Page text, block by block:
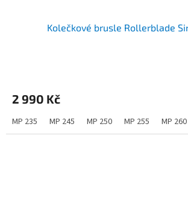
Kolečkové brusle Rollerblade
2 990 Kč
MP 235 MP 245 MP 250 MP 255 MP 260